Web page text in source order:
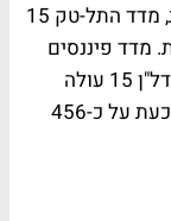
ת"א 100 עולה ב-0.41% ל-670.97 נקודות, מדד התל-טק 15
ל-429.36 הנקודות. מדד פיננסים
15 יורד ב-0.07% ל-881.53 נקודות, מדד נדל"ן 15 עולה
ב-1.16% ל-308.68 נקודות. המחזור עומד כעת על כ-456